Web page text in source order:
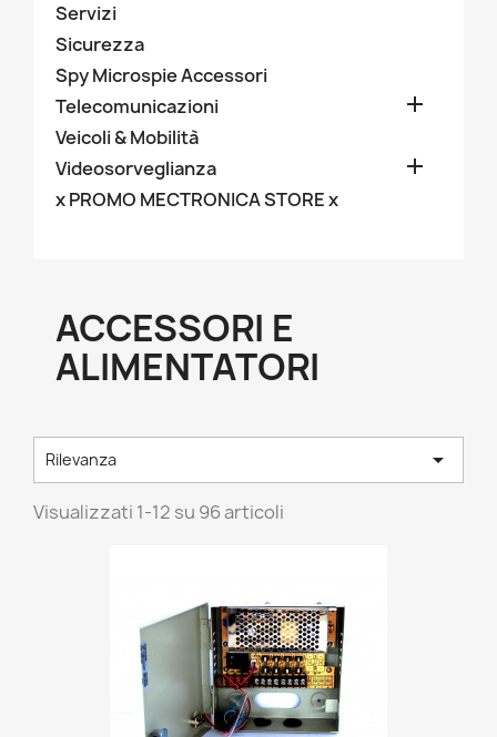
Servizi
Sicurezza
Spy Microspie Accessori
Telecomunicazioni

Veicoli & Mobilità
Videosorveglianza

x PROMO MECTRONICA STORE x
ACCESSORI E
ALIMENTATORI
Rilevanza 
Visualizzati 1-12 su 96 articoli